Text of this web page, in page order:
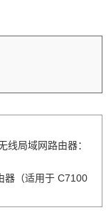
线局域网路由器：
器（适用于 C7100